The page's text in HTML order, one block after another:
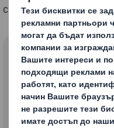
свържете се с нас!
Моля
* = Задължително
ИМЕ*